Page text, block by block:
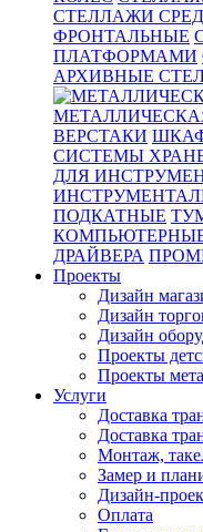
СТЕЛЛАЖИ
ФРОНТАЛЬНЫЕ
ПЛАТФОРМАМИ
АРХИВНЫЕ
ВЕРСТАКИ
СИСТЕМЫ
ДЛЯ
ПОДКАТНЫЕ
ДРАЙВЕРА
Проекты
Дизайн
Дизайн
Дизайн
Проекты
Проекты
Услуги
Доставка
Доставка
Монтаж,
Замер и
Дизайн-
Оплата